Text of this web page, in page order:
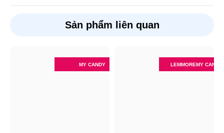
Sản phẩm liên quan
MY CANDY LEMMOREMY CANDY